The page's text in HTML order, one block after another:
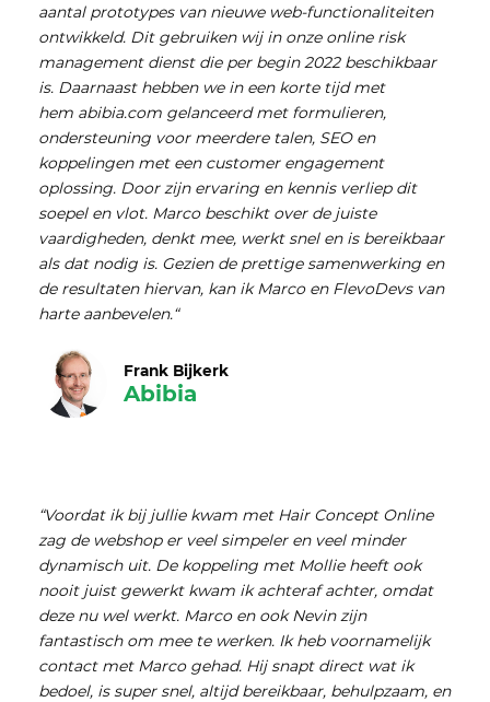
aantal prototypes van nieuwe web-functionaliteiten
ontwikkeld. Dit gebruiken wij in onze online risk
management dienst die per begin 2022 beschikbaar
is. Daarnaast hebben we in een korte tijd met
hem abibia.com gelanceerd met formulieren,
ondersteuning voor meerdere talen, SEO en
koppelingen met een customer engagement
oplossing. Door zijn ervaring en kennis verliep dit
soepel en vlot. Marco beschikt over de juiste
vaardigheden, denkt mee, werkt snel en is bereikbaar
als dat nodig is. Gezien de prettige samenwerking en
de resultaten hiervan, kan ik Marco en FlevoDevs van
harte aanbevelen.“
Frank Bijkerk
Abibia
“Voordat ik bij jullie kwam met Hair Concept Online
zag de webshop er veel simpeler en veel minder
dynamisch uit. De koppeling met Mollie heeft ook
nooit juist gewerkt kwam ik achteraf achter, omdat
deze nu wel werkt. Marco en ook Nevin zijn
fantastisch om mee te werken. Ik heb voornamelijk
contact met Marco gehad. Hij snapt direct wat ik
bedoel, is super snel, altijd bereikbaar, behulpzaam, en